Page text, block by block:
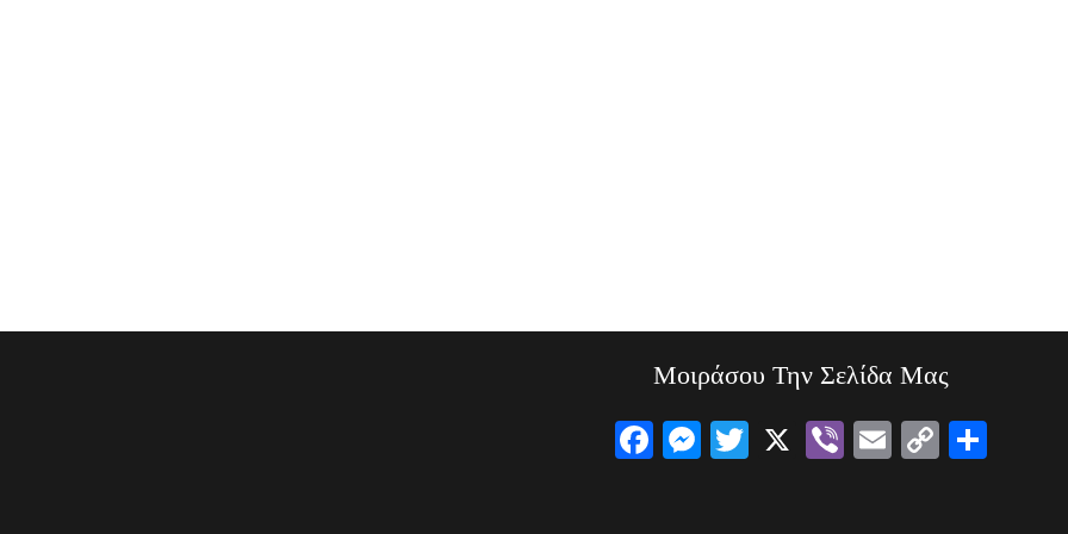
Μοιράσου Την Σελίδα Μας
F
M
T X Vi E C